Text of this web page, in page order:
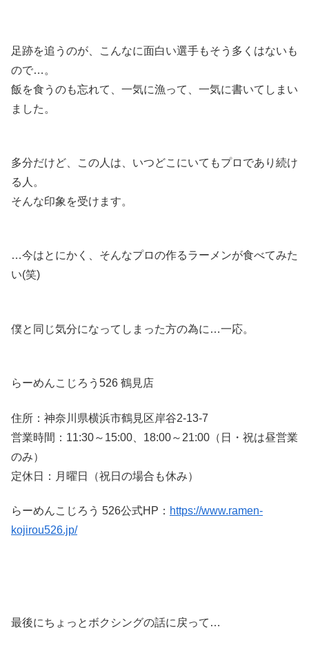
足跡を追うのが、こんなに面白い選手もそう多くはないも
ので…。
飯を食うのも忘れて、一気に漁って、一気に書いてしまい
ました。
多分だけど、この人は、いつどこにいてもプロであり続け
る人。
そんな印象を受けます。
…今はとにかく、そんなプロの作るラーメンが食べてみた
い(笑)
僕と同じ気分になってしまった方の為に…一応。
らーめんこじろう526 鶴見店
住所：神奈川県横浜市鶴見区岸谷2-13-7
営業時間：11:30～15:00、18:00～21:00（日・祝は昼営業
のみ）
定休日：月曜日（祝日の場合も休み）
らーめんこじろう 526公式HP： https://www.ramen-
kojirou526.jp/
最後にちょっとボクシングの話に戻って…